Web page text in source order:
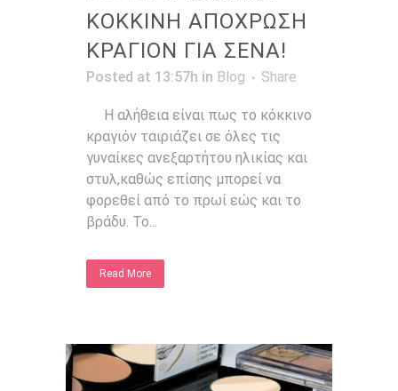
ΚΟΚΚΙΝΗ ΑΠΟΧΡΩΣΗ
ΚΡΑΓΙΟΝ ΓΙΑ ΣΕΝΑ!
Posted at 13:57h in Blog Share
Η αλήθεια είναι πως το κόκκινο
κραγιόν ταιριάζει σε όλες τις
γυναίκες ανεξαρτήτου ηλικίας και
στυλ,καθώς επίσης μπορεί να
φορεθεί από το πρωί εώς και το
βράδυ. Το...
Read More